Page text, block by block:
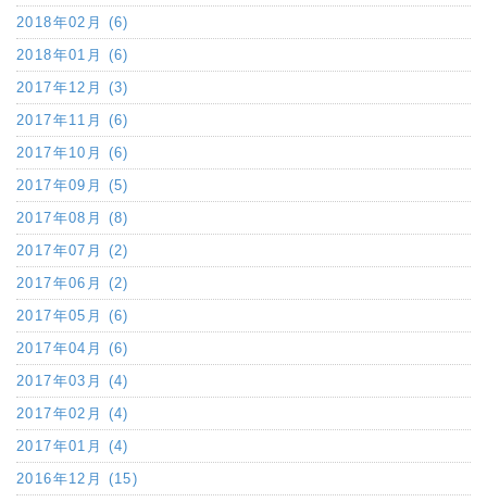
2018年02月 (6)
2018年01月 (6)
2017年12月 (3)
2017年11月 (6)
2017年10月 (6)
2017年09月 (5)
2017年08月 (8)
2017年07月 (2)
2017年06月 (2)
2017年05月 (6)
2017年04月 (6)
2017年03月 (4)
2017年02月 (4)
2017年01月 (4)
2016年12月 (15)